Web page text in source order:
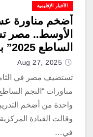
الأخبار الإقليمية
أضخم مناورة
الأوسط.. مصر
الساطع 2025” بمشاركة أميركية
Aug 27, 2025
تستضيف مصر في
واحدة من أضخم
في…